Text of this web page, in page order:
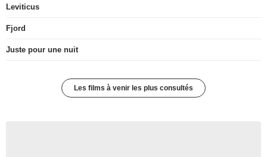
Leviticus
Fjord
Juste pour une nuit
Les films à venir les plus consultés